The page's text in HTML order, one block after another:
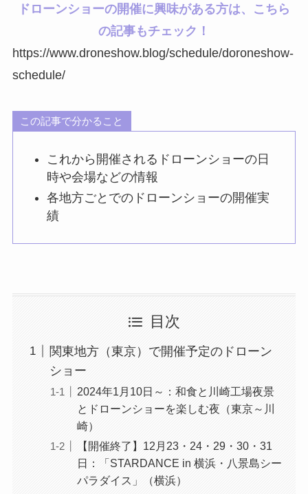
ドローンショーの開催に興味がある方は、こちら
の記事もチェック！
https://www.droneshow.blog/schedule/doroneshow-
schedule/
この記事で分かること
これから開催されるドローンショーの日
時や会場などの情報
各地方ごとでのドローンショーの開催実
績
目次
関東地方（東京）で開催予定のドローン
ショー
2024年1月10日～：和⾷と川崎⼯場夜景
とドローンショーを楽しむ夜（東京～川
崎）
【開催終了】12月23・24・29・30・31
日：「STARDANCE in 横浜・八景島シー
パラダイス」（横浜）